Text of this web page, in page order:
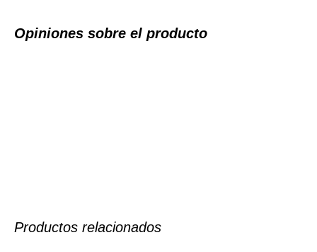
Opiniones sobre el producto
Productos relacionados